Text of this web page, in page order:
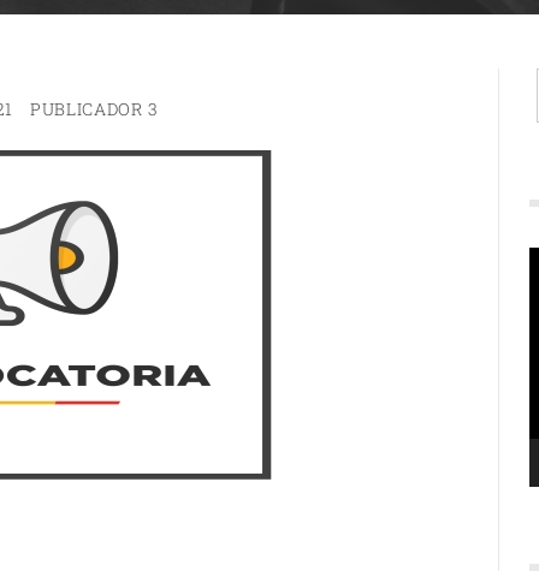
PUBLICADOR 3